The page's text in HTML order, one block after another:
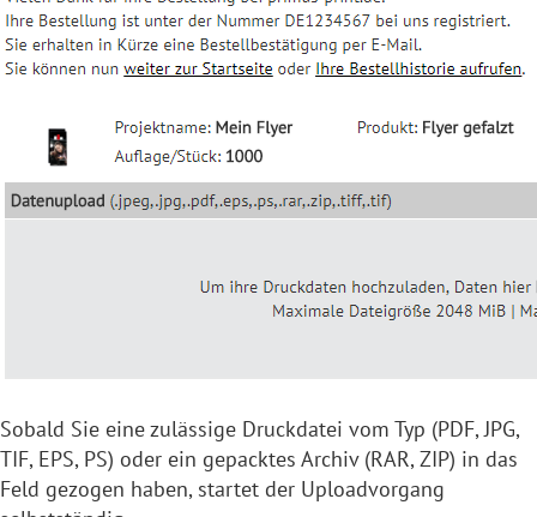
Sobald Sie eine zulässige Druckdatei vom Typ (PDF, JPG,
TIF, EPS, PS) oder ein gepacktes Archiv (RAR, ZIP) in das
Feld gezogen haben, startet der Uploadvorgang